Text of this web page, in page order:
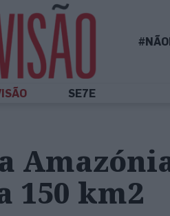
SE7E
150 km2